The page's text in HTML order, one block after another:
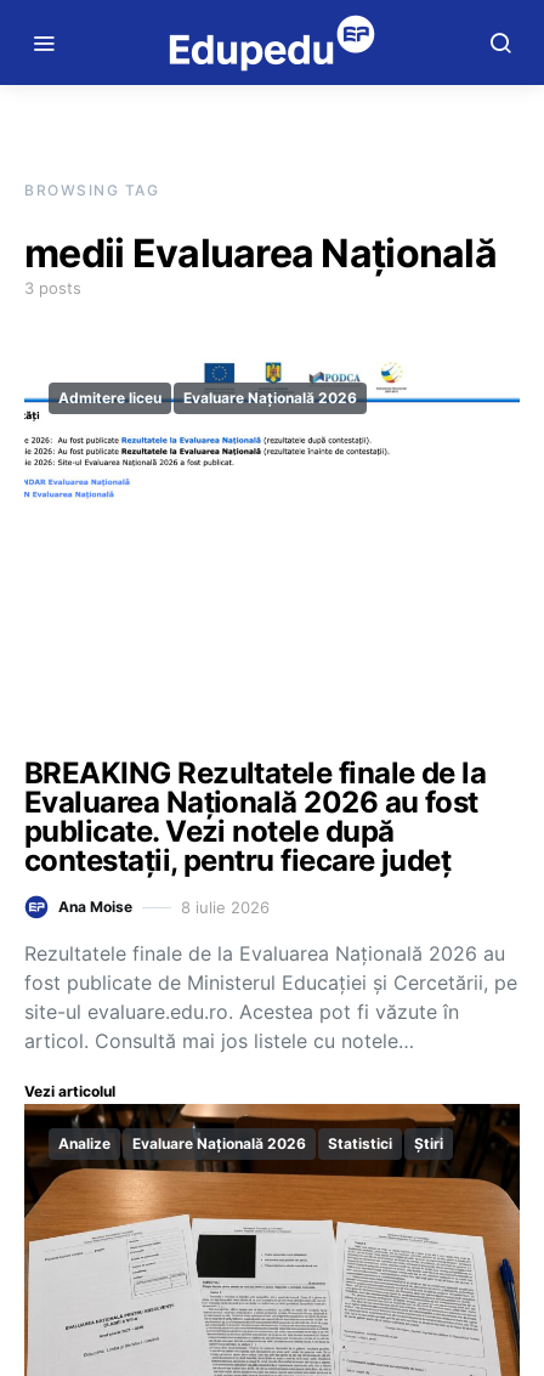
BROWSING TAG
medii Evaluarea Națională
3 posts
Admitere liceu Evaluare Națională 2026
BREAKING Rezultatele finale de la
Evaluarea Națională 2026 au fost
publicate. Vezi notele după
contestații, pentru fiecare județ
Ana Moise 8 iulie 2026
Rezultatele finale de la Evaluarea Națională 2026 au
fost publicate de Ministerul Educației și Cercetării, pe
site-ul evaluare.edu.ro. Acestea pot fi văzute în
articol. Consultă mai jos listele cu notele…
Vezi articolul
Analize Evaluare Națională 2026 Statistici Știri